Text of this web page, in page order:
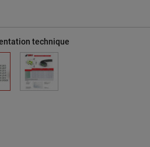
technique